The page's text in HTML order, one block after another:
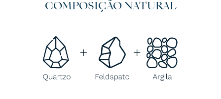
COMPOSIÇÃO NATURAL